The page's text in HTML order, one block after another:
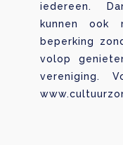
iedereen.
kunnen ook
beperking
volop
vereniging.